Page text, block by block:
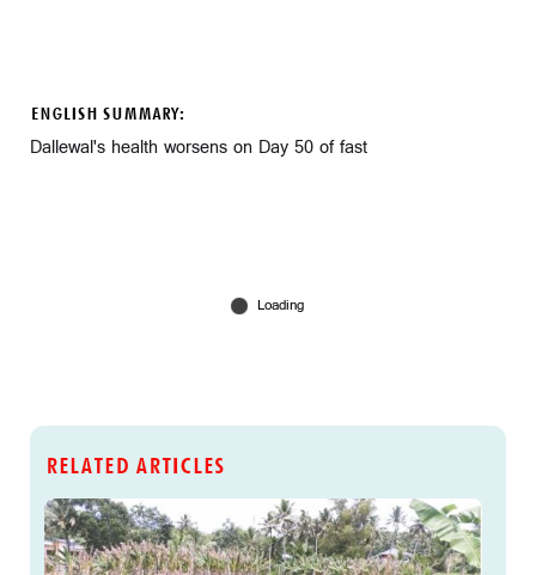
ENGLISH SUMMARY:
Dallewal's health worsens on Day 50 of fast
RELATED ARTICLES